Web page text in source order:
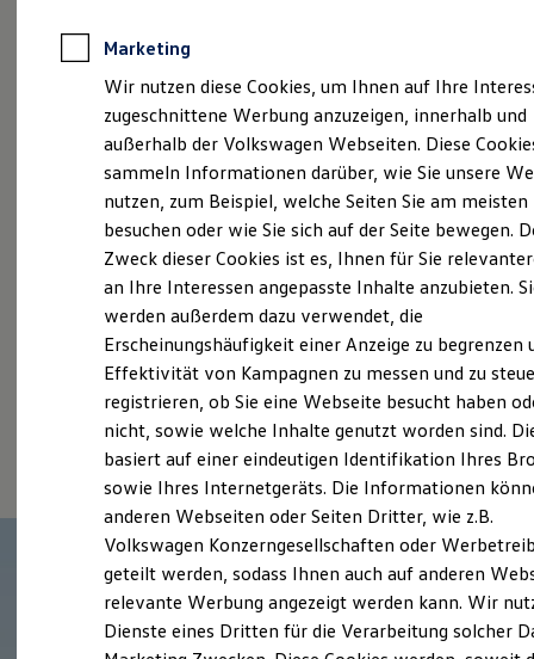
Anpfiff zum Gewinn
Elektroautos
ID. Tutorials
Elektrofahrzeugkonzepte
Reichweite
Reichweite der ID. Modelle
Reichweite im Winter
Laden
Laden unterwegs
Laden Zuhause
Ladezeitensimulator
Batterie
Sicherheit
Garantie und Lebensdauer
Nachhaltigkeit
Technologie
Kosten und Kauf
Verbrauchskosten
Kaufoptionen
E-Auto-Förderung
Software und Konnektivität
Die ID. Software 6
ID. Software Versionen und Updates
Digitale Extras
Schnittstellen zu Ihrem ID.
Probefahrt vereinbaren
Fahrzeugangebot anfordern
Serviceanfrage stellen
Marketing
Wir nutzen diese Cookies, um Ihnen auf Ihre
zugeschnittene Werbung anzuzeigen, innerhalb und
außerhalb der Volkswagen Webseiten. Diese
sammeln Informationen darüber, wie Sie unsere
nutzen, zum Beispiel, welche Seiten Sie am meisten
besuchen oder wie Sie sich auf der Seite bewegen.
Zweck dieser Cookies ist es, Ihnen für Sie
an Ihre Interessen angepasste Inhalte anzubieten.
werden außerdem dazu verwendet, die
Erscheinungshäufigkeit einer Anzeige zu begrenzen
Effektivität von Kampagnen zu messen und zu
registrieren, ob Sie eine Webseite besucht haben
nicht, sowie welche Inhalte genutzt worden sind.
basiert auf einer eindeutigen Identifikation Ihres
sowie Ihres Internetgeräts. Die Informationen
anderen Webseiten oder Seiten Dritter, wie z.B.
Volkswagen Konzerngesellschaften oder
geteilt werden, sodass Ihnen auch auf anderen
relevante Werbung angezeigt werden kann. Wir
Dienste eines Dritten für die Verarbeitung solcher